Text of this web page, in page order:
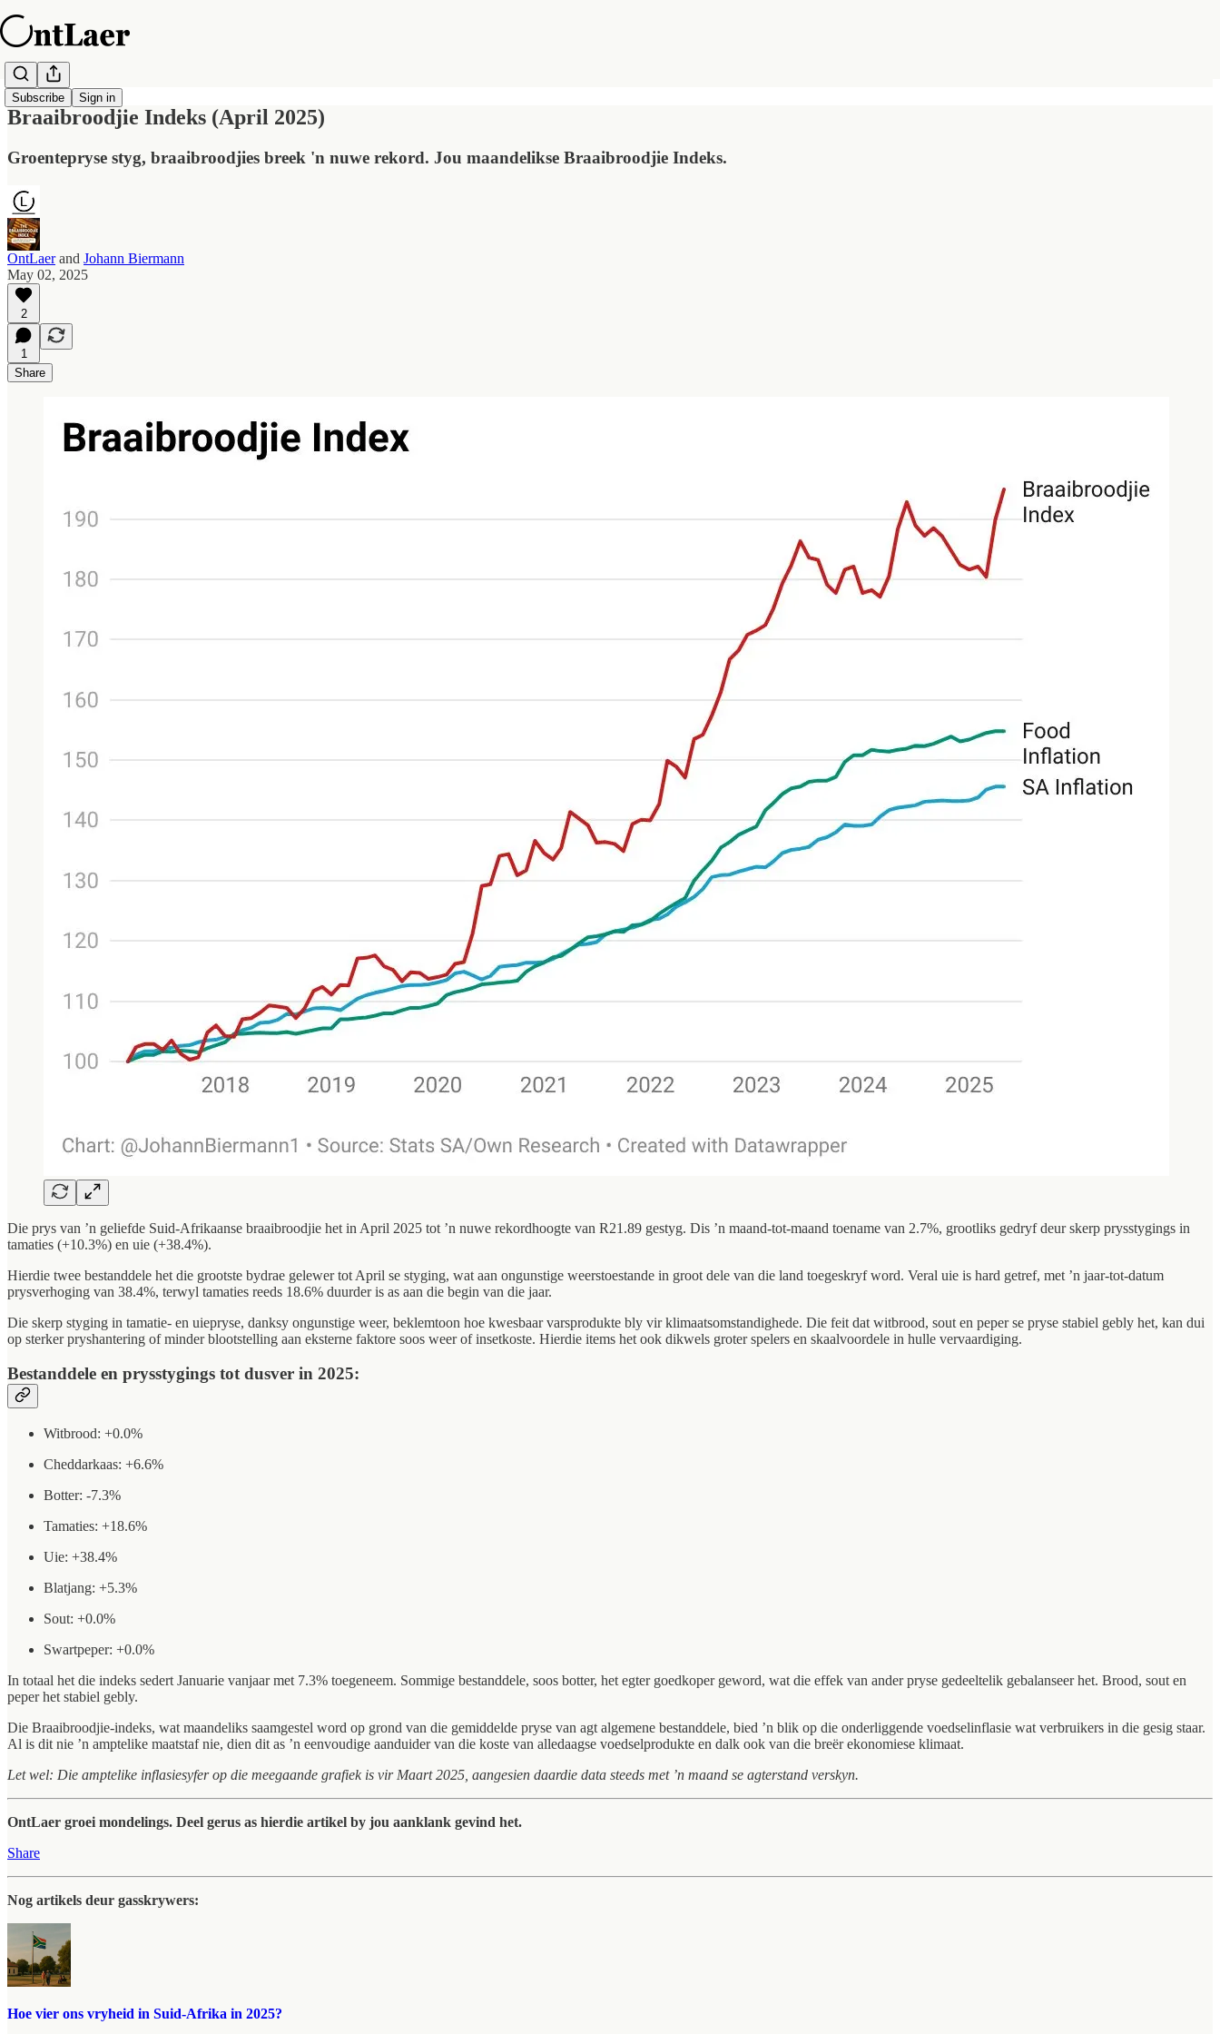
Subscribe Sign in
Braaibroodjie Indeks (April 2025)
Groentepryse styg, braaibroodjies breek 'n nuwe rekord. Jou maandelikse Braaibroodjie Indeks.
OntLaerand Johann Biermann
May 02, 2025
2
1
Share
Die prys van ’n geliefde Suid-Afrikaanse braaibroodjie het in April 2025 tot ’n nuwe rekordhoogte van R21.89 gestyg. Dis ’n maand-tot-maand toename van 2.7%, grootliks gedryf deur skerp prysstygings in
tamaties (+10.3%) en uie (+38.4%).
Hierdie twee bestanddele het die grootste bydrae gelewer tot April se styging, wat aan ongunstige weerstoestande in groot dele van die land toegeskryf word. Veral uie is hard getref, met ’n jaar-tot-datum
prysverhoging van 38.4%, terwyl tamaties reeds 18.6% duurder is as aan die begin van die jaar.
Die skerp styging in tamatie- en uiepryse, danksy ongunstige weer, beklemtoon hoe kwesbaar varsprodukte bly vir klimaatsomstandighede. Die feit dat witbrood, sout en peper se pryse stabiel gebly het, kan dui
op sterker pryshantering of minder blootstelling aan eksterne faktore soos weer of insetkoste. Hierdie items het ook dikwels groter spelers en skaalvoordele in hulle vervaardiging.
Bestanddele en prysstygings tot dusver in 2025:
Witbrood: +0.0%
Cheddarkaas: +6.6%
Botter: -7.3%
Tamaties: +18.6%
Uie: +38.4%
Blatjang: +5.3%
Sout: +0.0%
Swartpeper: +0.0%
In totaal het die indeks sedert Januarie vanjaar met 7.3% toegeneem. Sommige bestanddele, soos botter, het egter goedkoper geword, wat die effek van ander pryse gedeeltelik gebalanseer het. Brood, sout en
peper het stabiel gebly.
Die Braaibroodjie-indeks, wat maandeliks saamgestel word op grond van die gemiddelde pryse van agt algemene bestanddele, bied ’n blik op die onderliggende voedselinflasie wat verbruikers in die gesig staar.
Al is dit nie ’n amptelike maatstaf nie, dien dit as ’n eenvoudige aanduider van die koste van alledaagse voedselprodukte en dalk ook van die breër ekonomiese klimaat.
Let wel: Die amptelike inflasiesyfer op die meegaande grafiek is vir Maart 2025, aangesien daardie data steeds met ’n maand se agterstand verskyn.
OntLaer groei mondelings. Deel gerus as hierdie artikel by jou aanklank gevind het.
Share
Nog artikels deur gasskrywers:
Hoe vier ons vryheid in Suid-Afrika in 2025?